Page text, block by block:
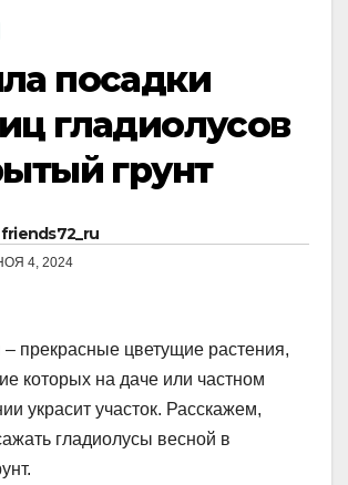
посадки
гладиолусов
грунт
friends72_ru
4, 2024
– прекрасные цветущие растения,
которых на даче или частном
украсит участок. Расскажем,
гладиолусы весной в